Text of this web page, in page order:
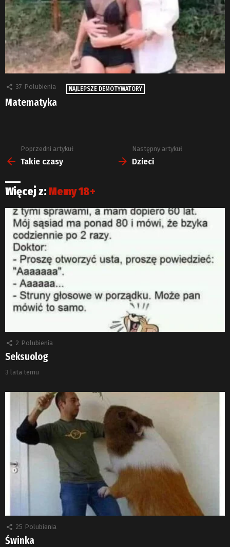
37 Polubienia NAJLEPSZE DEMOTYWATORY
Matematyka
Zobacz
więcej
Poprzedni artykuł
Takie czasy
Następny artykuł
Dzieci
Więcej z: Memy 18+
2 Polubienia
Seksuolog
3 lata temu
25 Polubienia
Świnka